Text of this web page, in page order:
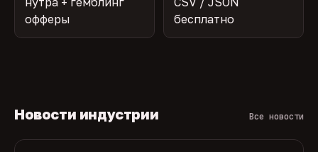
офферы
бесплатно
Новости индустрии Все новости